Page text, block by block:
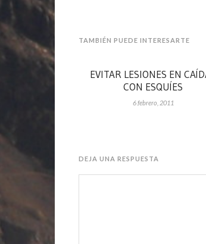
TAMBIÉN PUEDE INTERESARTE
EVITAR LESIONES EN
CON ESQUÍES
6 febrero, 2011
DEJA UNA RESPUESTA